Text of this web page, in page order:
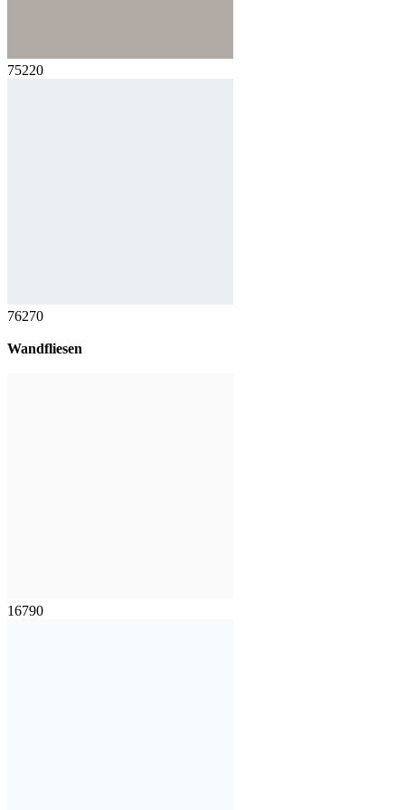
75220
76270
Wandfliesen
16790